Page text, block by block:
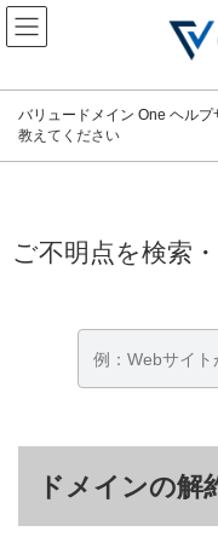
コ
ン
テ
ツ
キ
ナ
ビ
ゲ
シ
に
バリュードメイン One ヘルプ
教えてください
ご不明点を検索
ドメインの解